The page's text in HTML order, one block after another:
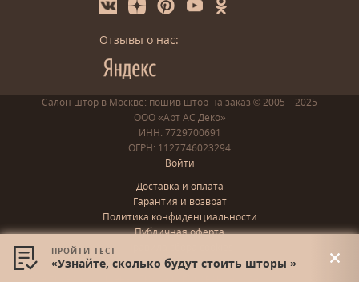
Отзывы о нас:
Салон штор в Москве: пошив штор на заказ © 2005—2025
ООО «Арт АС Деко»
ИНН: 7729700691
ОГРН: 1127746023294
Войти
Доставка и оплата
Гарантия и возврат
Политика конфиденциальности
Публичная оферта
ПРОЙТИ ТЕСТ
«Узнайте, сколько будут стоить шторы »